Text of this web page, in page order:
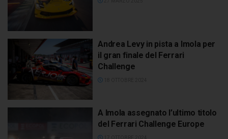
Andrea Levy in pista a Imola per
il gran finale del Ferrari
Challenge
A Imola assegnato l’ultimo titolo
del Ferrari Challenge Europe